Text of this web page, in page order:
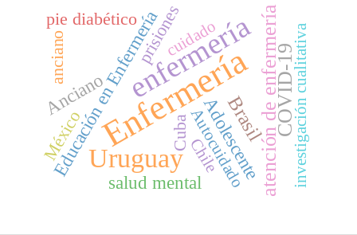
Enfermería
enfermería
Uruguay atención de enfermeríaCOVID-19
Brasil
Adolescente
Educación en Enfermería
Anciano
salud mental
pie diabéticoprisiones
México Cuba
anciano investigación cualitativa
Autocuidado
Chile
cuidado